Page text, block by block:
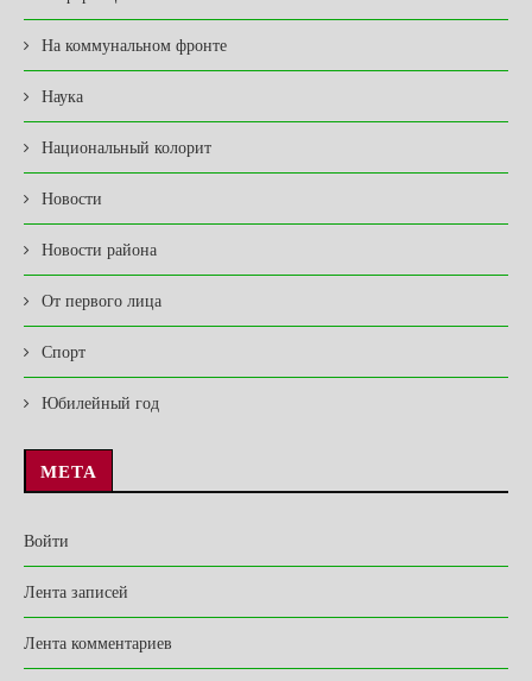
На коммунальном фронте
Наука
Национальный колорит
Новости
Новости района
От первого лица
Спорт
Юбилейный год
МЕТА
Войти
Лента записей
Лента комментариев